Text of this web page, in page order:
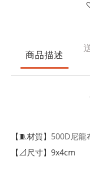
商品描述
【🧵材質】 500D尼龍
【 📐 尺寸】9x4cm